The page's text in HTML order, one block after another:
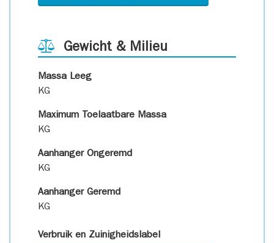
Gewicht & Milieu
Massa Leeg
KG
Maximum Toelaatbare Massa
KG
Aanhanger Ongeremd
KG
Aanhanger Geremd
KG
Verbruik en Zuinigheidslabel